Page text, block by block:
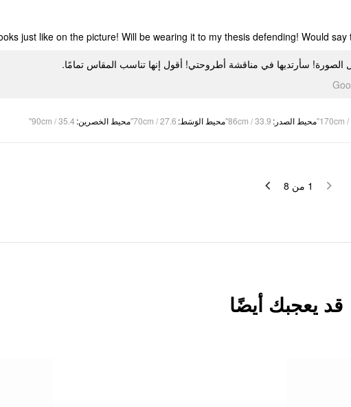
just like on the picture! Will be wearing it to my thesis defending! Would say
الصورة! سأرتديها في مناقشة أطروحتي! أقول إنها تناسب المقاس تمامًا.
170cm / محيط الصدر:
86cm / 33.9" محيط الوَسَط:
70cm / 27.6" محيط الخصرين:
90cm / 35.4"
1 من 8
قد يعجبك أيضًا